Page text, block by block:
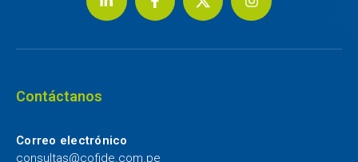
Contáctanos
Correo electrónico
consultas@cofide.com.pe